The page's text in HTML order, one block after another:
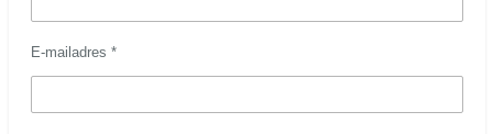
E-mailadres *